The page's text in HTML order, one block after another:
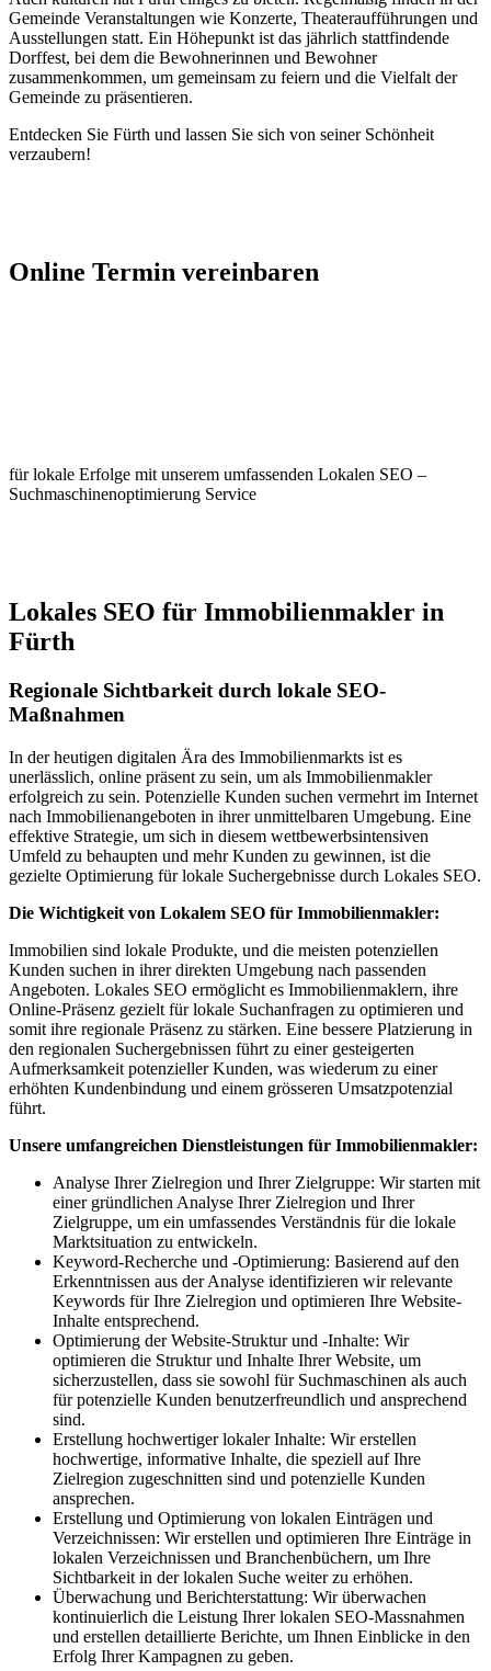
Gemeinde Veranstaltungen wie Konzerte, Theateraufführungen und
Ausstellungen statt. Ein Höhepunkt ist das jährlich stattfindende
Dorffest, bei dem die Bewohnerinnen und Bewohner
zusammenkommen, um gemeinsam zu feiern und die Vielfalt der
Gemeinde zu präsentieren.
Entdecken Sie Fürth und lassen Sie sich von seiner Schönheit
verzaubern!
Online Termin vereinbaren
für lokale Erfolge mit unserem umfassenden Lokalen SEO –
Suchmaschinenoptimierung Service
Lokales SEO für Immobilienmakler in
Fürth
Regionale Sichtbarkeit durch lokale SEO-
Maßnahmen
In der heutigen digitalen Ära des Immobilienmarkts ist es
unerlässlich, online präsent zu sein, um als Immobilienmakler
erfolgreich zu sein. Potenzielle Kunden suchen vermehrt im Internet
nach Immobilienangeboten in ihrer unmittelbaren Umgebung. Eine
effektive Strategie, um sich in diesem wettbewerbsintensiven
Umfeld zu behaupten und mehr Kunden zu gewinnen, ist die
gezielte Optimierung für lokale Suchergebnisse durch Lokales SEO.
Die Wichtigkeit von Lokalem SEO für Immobilienmakler:
Immobilien sind lokale Produkte, und die meisten potenziellen
Kunden suchen in ihrer direkten Umgebung nach passenden
Angeboten. Lokales SEO ermöglicht es Immobilienmaklern, ihre
Online-Präsenz gezielt für lokale Suchanfragen zu optimieren und
somit ihre regionale Präsenz zu stärken. Eine bessere Platzierung in
den regionalen Suchergebnissen führt zu einer gesteigerten
Aufmerksamkeit potenzieller Kunden, was wiederum zu einer
erhöhten Kundenbindung und einem grösseren Umsatzpotenzial
führt.
Unsere umfangreichen Dienstleistungen für Immobilienmakler:
Analyse Ihrer Zielregion und Ihrer Zielgruppe: Wir starten mit
einer gründlichen Analyse Ihrer Zielregion und Ihrer
Zielgruppe, um ein umfassendes Verständnis für die lokale
Marktsituation zu entwickeln.
Keyword-Recherche und -Optimierung: Basierend auf den
Erkenntnissen aus der Analyse identifizieren wir relevante
Keywords für Ihre Zielregion und optimieren Ihre Website-
Inhalte entsprechend.
Optimierung der Website-Struktur und -Inhalte: Wir
optimieren die Struktur und Inhalte Ihrer Website, um
sicherzustellen, dass sie sowohl für Suchmaschinen als auch
für potenzielle Kunden benutzerfreundlich und ansprechend
sind.
Erstellung hochwertiger lokaler Inhalte: Wir erstellen
hochwertige, informative Inhalte, die speziell auf Ihre
Zielregion zugeschnitten sind und potenzielle Kunden
ansprechen.
Erstellung und Optimierung von lokalen Einträgen und
Verzeichnissen: Wir erstellen und optimieren Ihre Einträge in
lokalen Verzeichnissen und Branchenbüchern, um Ihre
Sichtbarkeit in der lokalen Suche weiter zu erhöhen.
Überwachung und Berichterstattung: Wir überwachen
kontinuierlich die Leistung Ihrer lokalen SEO-Massnahmen
und erstellen detaillierte Berichte, um Ihnen Einblicke in den
Erfolg Ihrer Kampagnen zu geben.